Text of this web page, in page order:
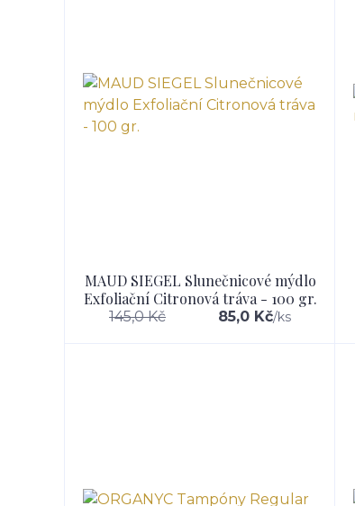
MAUD SIEGEL Slunečnicové mýdlo
Exfoliační Citronová tráva - 100 gr.
145,0 Kč 85,0 Kč/ks